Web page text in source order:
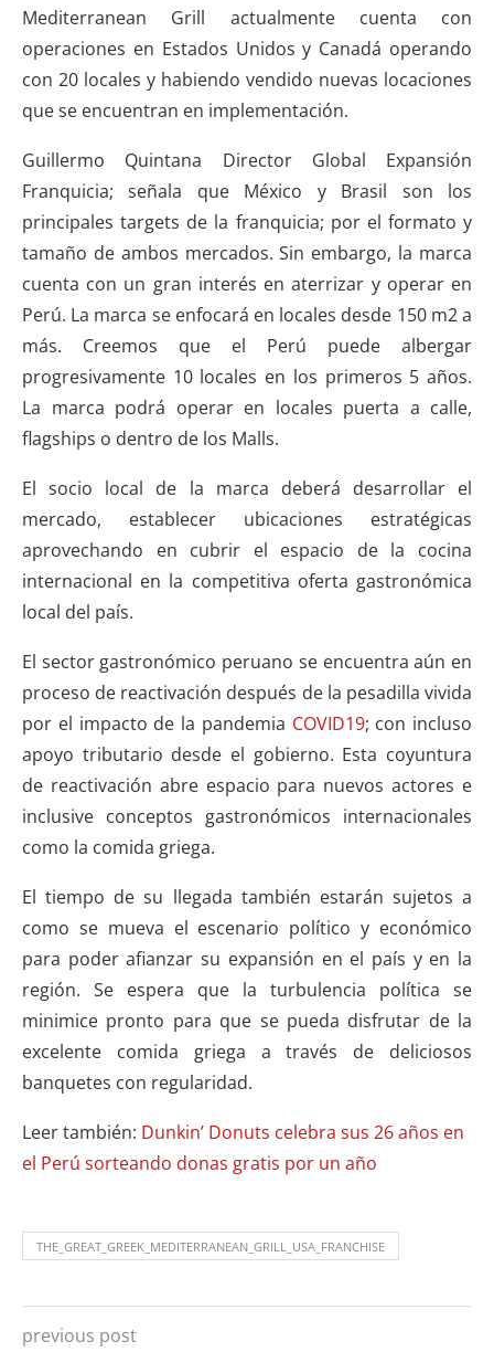
Mediterranean Grill actualmente cuenta con
operaciones en Estados Unidos y Canadá operando
con 20 locales y habiendo vendido nuevas locaciones
que se encuentran en implementación.
Guillermo Quintana Director Global Expansión
Franquicia; señala que México y Brasil son los
principales targets de la franquicia; por el formato y
tamaño de ambos mercados. Sin embargo, la marca
cuenta con un gran interés en aterrizar y operar en
Perú. La marca se enfocará en locales desde 150 m2 a
más. Creemos que el Perú puede albergar
progresivamente 10 locales en los primeros 5 años.
La marca podrá operar en locales puerta a calle,
flagships o dentro de los Malls.
El socio local de la marca deberá desarrollar el
mercado, establecer ubicaciones estratégicas
aprovechando en cubrir el espacio de la cocina
internacional en la competitiva oferta gastronómica
local del país.
El sector gastronómico peruano se encuentra aún en
proceso de reactivación después de la pesadilla vivida
por el impacto de la pandemia COVID19; con incluso
apoyo tributario desde el gobierno. Esta coyuntura
de reactivación abre espacio para nuevos actores e
inclusive conceptos gastronómicos internacionales
como la comida griega.
El tiempo de su llegada también estarán sujetos a
como se mueva el escenario político y económico
para poder afianzar su expansión en el país y en la
región. Se espera que la turbulencia política se
minimice pronto para que se pueda disfrutar de la
excelente comida griega a través de deliciosos
banquetes con regularidad.
Leer también: Dunkin’ Donuts celebra sus 26 años en
el Perú sorteando donas gratis por un año
THE_GREAT_GREEK_MEDITERRANEAN_GRILL_USA_FRANCHISE
previous post